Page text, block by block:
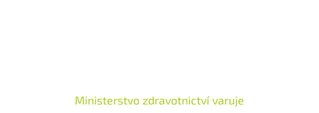
Ministerstvo zdravotnictví varuje